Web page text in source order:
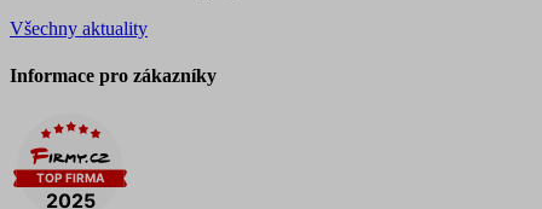
Všechny aktuality
Informace pro zákazníky